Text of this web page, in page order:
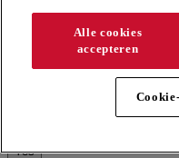
Are you out ofthis spice?
Yes, I'd like to buy more
Are you sure you want to
Yes
Alle cookies
accepteren